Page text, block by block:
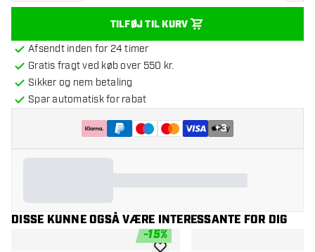
TILFØJ TIL KURV
Afsendt inden for 24 timer
Gratis fragt ved køb over 550 kr.
Sikker og nem betaling
Spar automatisk for rabat
+3
DISSE KUNNE OGSÅ VÆRE INTERESSANTE FOR DIG
-15%